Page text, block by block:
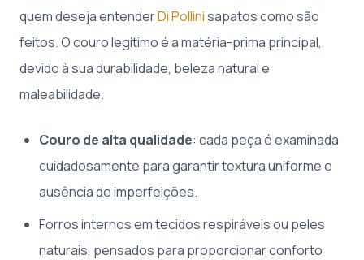
quem deseja entenderDi Pollinisapatos como são
feitos. O couro legítimo é a matéria-prima principal,
devido à sua durabilidade, beleza natural e
maleabilidade.
Couro de alta qualidade: cada peça é examinada
cuidadosamente para garantir textura uniforme e
ausência de imperfeições.
Forros internos em tecidos respiráveis ou peles
naturais, pensados para proporcionar conforto